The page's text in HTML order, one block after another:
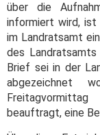
über die
informiert wird, ist
im Landratsamt
des
Brief sei in der
abgezeichnet
beauftragt, eine